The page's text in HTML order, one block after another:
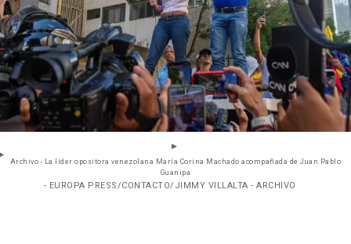
Archivo - La líder opositora venezolana María Corina Machado acompañada de Juan Pablo
Guanipa
- EUROPA PRESS/CONTACTO/JIMMY VILLALTA - ARCHIVO